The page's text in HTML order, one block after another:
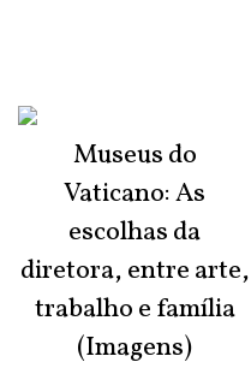
Museus do
Vaticano: As
escolhas da
diretora, entre arte,
trabalho e família
(Imagens)